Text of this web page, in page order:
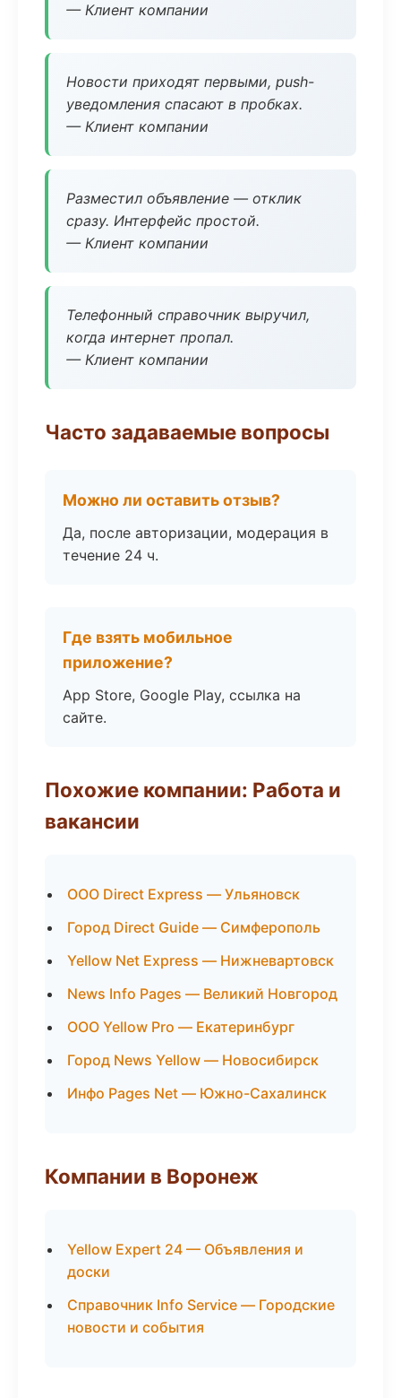
— Клиент компании
Новости приходят первыми, push-
уведомления спасают в пробках.
— Клиент компании
Разместил объявление — отклик
сразу. Интерфейс простой.
— Клиент компании
Телефонный справочник выручил,
когда интернет пропал.
— Клиент компании
Часто задаваемые вопросы
Можно ли оставить отзыв?
Да, после авторизации, модерация в
течение 24 ч.
Где взять мобильное
приложение?
App Store, Google Play, ссылка на
сайте.
Похожие компании: Работа и
вакансии
ООО Direct Express — Ульяновск
Город Direct Guide — Симферополь
Yellow Net Express — Нижневартовск
News Info Pages — Великий Новгород
ООО Yellow Pro — Екатеринбург
Город News Yellow — Новосибирск
Инфо Pages Net — Южно-Сахалинск
Компании в Воронеж
Yellow Expert 24 — Объявления и
доски
Справочник Info Service — Городские
новости и события